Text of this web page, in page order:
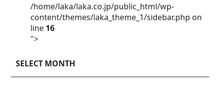
/home/laka/laka.co.jp/public_html/wp-
content/themes/laka_theme_1/sidebar.php on
line 16
">
SELECT MONTH